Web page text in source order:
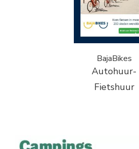
BajaBikes
Autohuur-
Fietshuur